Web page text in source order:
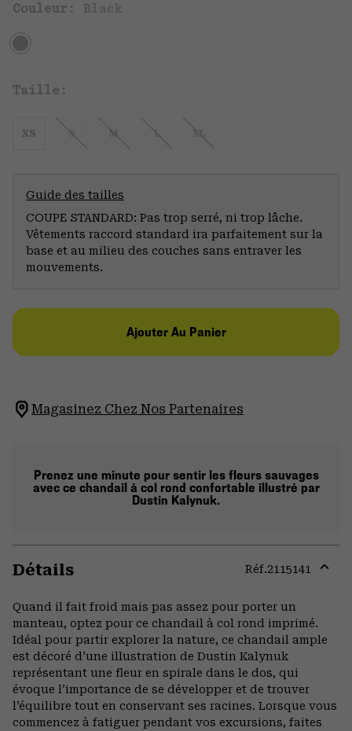
Couleur: Black
Taille:
XS S M L XL
Guide des tailles
COUPE STANDARD: Pas trop serré, ni trop lâche.
Vêtements raccord standard ira parfaitement sur la
base et au milieu des couches sans entraver les
mouvements.
Ajouter Au Panier
Magasinez Chez Nos Partenaires
Prenez une minute pour sentir les fleurs sauvages
avec ce chandail à col rond confortable illustré par
Dustin Kalynuk.
Détails Réf.2115141
Quand il fait froid mais pas assez pour porter un
manteau, optez pour ce chandail à col rond imprimé.
Idéal pour partir explorer la nature, ce chandail ample
est décoré d’une illustration de Dustin Kalynuk
représentant une fleur en spirale dans le dos, qui
évoque l’importance de se développer et de trouver
l’équilibre tout en conservant ses racines. Lorsque vous
commencez à fatiguer pendant vos excursions, faites